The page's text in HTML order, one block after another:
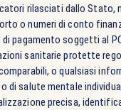
rilasciati dallo Stato,
o numeri di conto
pagamento soggetti al
sanitarie protette
o qualsiasi
di salute mentale
precisa,